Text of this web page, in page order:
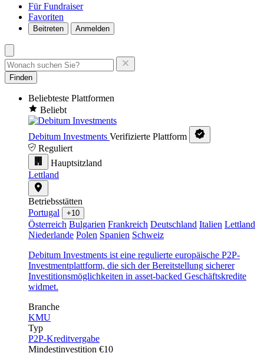
Für Fundraiser
Favoriten
Beitreten Anmelden
Finden
Beliebteste Plattformen
Beliebt
Debitum Investments Verifizierte Plattform
Reguliert
Hauptsitzland
Lettland
Betriebsstätten
Portugal
+10
Österreich Bulgarien Frankreich Deutschland Italien Lettland
Niederlande Polen Spanien Schweiz
Debitum Investments ist eine regulierte europäische P2P-
Investmentplattform, die sich der Bereitstellung sicherer
Investitionsmöglichkeiten in asset-backed Geschäftskredite
widmet.
Branche
KMU
Typ
P2P-Kreditvergabe
Mindestinvestition €10